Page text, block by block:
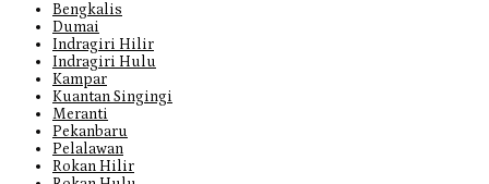
Bengkalis
Dumai
Indragiri Hilir
Indragiri Hulu
Kampar
Kuantan Singingi
Meranti
Pekanbaru
Pelalawan
Rokan Hilir